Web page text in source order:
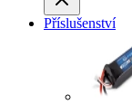
Příslušenství